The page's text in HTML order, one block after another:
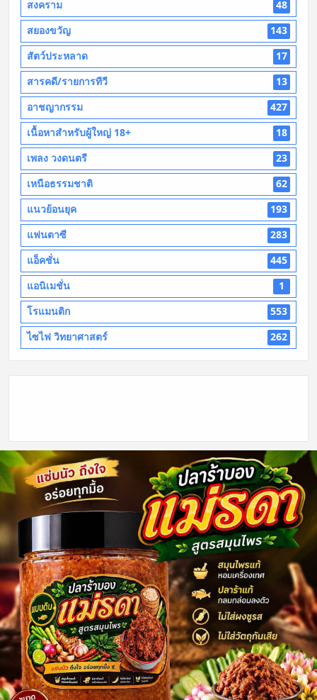
สงคราม
48
สยองขวัญ
143
สัตว์ประหลาด
17
สารคดี/รายการทีวี
13
อาชญากรรม
427
เนื้อหาสำหรับผู้ใหญ่ 18+
18
เพลง วงดนตรี
23
เหนือธรรมชาติ
62
แนวย้อนยุค
193
แฟนตาซี
283
แอ็คชั่น
445
แอนิเมชั่น
1
โรแมนติก
553
ไซไฟ วิทยาศาสตร์
262